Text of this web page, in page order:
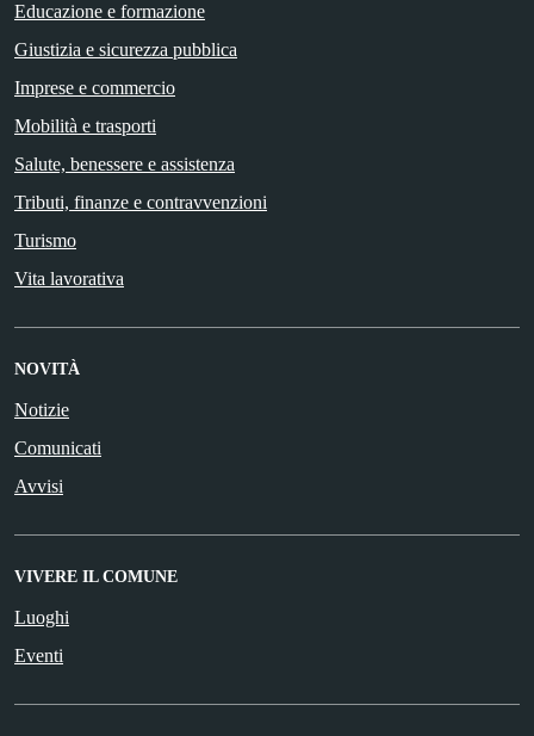
Educazione e formazione
Giustizia e sicurezza pubblica
Imprese e commercio
Mobilità e trasporti
Salute, benessere e assistenza
Tributi, finanze e contravvenzioni
Turismo
Vita lavorativa
NOVITÀ
Notizie
Comunicati
Avvisi
VIVERE IL COMUNE
Luoghi
Eventi